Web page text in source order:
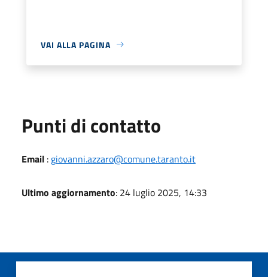
VAI ALLA PAGINA
Punti di contatto
Email : giovanni.azzaro@comune.taranto.it
Ultimo aggiornamento: 24 luglio 2025, 14:33